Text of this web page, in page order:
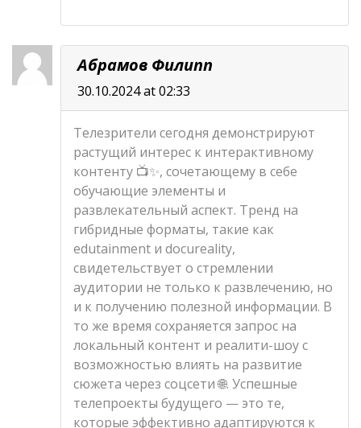
Абрамов Филипп
30.10.2024 at 02:33
Телезрители сегодня демонстрируют
растущий интерес к интерактивному
контенту 📺✨, сочетающему в себе
обучающие элементы и
развлекательный аспект. Тренд на
гибридные форматы, такие как
edutainment и docureality,
свидетельствует о стремлении
аудитории не только к развлечению, но
и к получению полезной информации. В
то же время сохраняется запрос на
локальный контент и реалити-шоу с
возможностью влиять на развитие
сюжета через соцсети 🌐. Успешные
телепроекты будущего — это те,
которые эффективно адаптируются к